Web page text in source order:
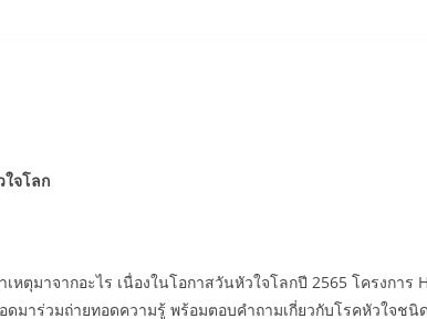
จโลก
ตุมาจากอะไร เนื่องในโอกาสวันหัวใจโลกปี 2565 โครงการ
าร่วมถ่ายทอดความรู้ พร้อมตอบคำถามเกี่ยวกับโรคหัวใจช